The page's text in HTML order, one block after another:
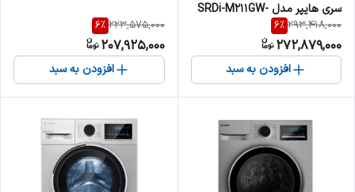
سری هایپر مدل SRDi-M211GW-
SFDi-M211GW
293,418,000
6%
272,879,000
افزودن به سبد
223,575,000
6%
207,925,000
افزودن به سبد